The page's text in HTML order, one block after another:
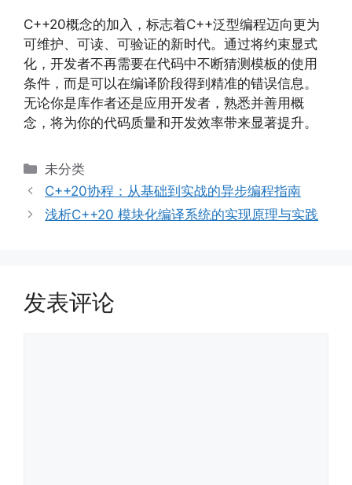
C++20概念的加入，标志着C++泛型编程迈向更为
可维护、可读、可验证的新时代。通过将约束显式
化，开发者不再需要在代码中不断猜测模板的使用
条件，而是可以在编译阶段得到精准的错误信息。
无论你是库作者还是应用开发者，熟悉并善用概
念，将为你的代码质量和开发效率带来显著提升。
分
类
未分类
C++20协程：从基础到实战的异步编程指南
浅析C++20 模块化编译系统的实现原理与实践
发表评论